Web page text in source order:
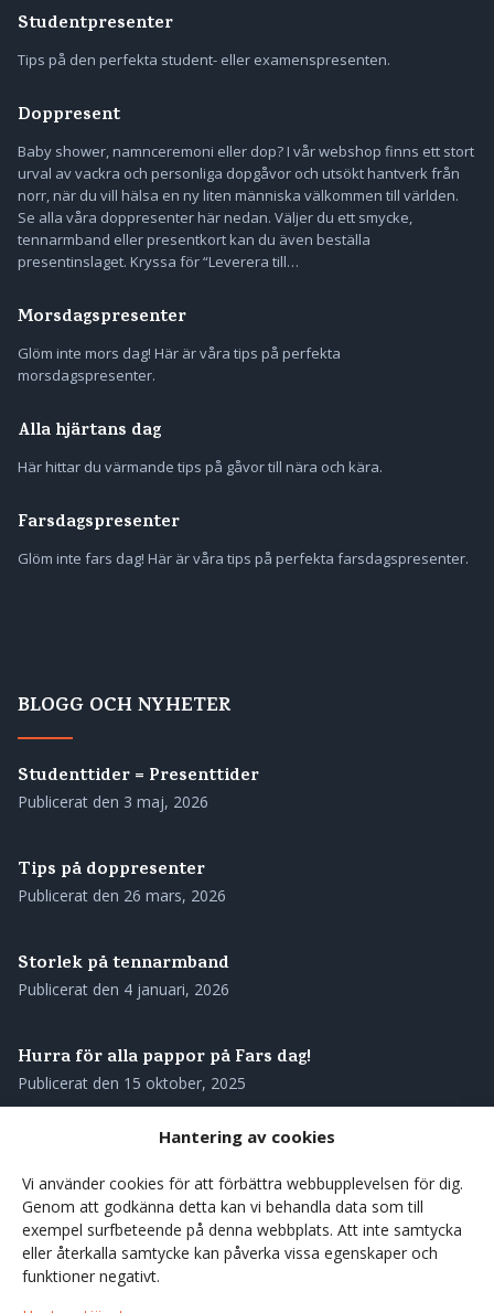
Hantering av cookies
Vi använder cookies för att förbättra webbupplevelsen för dig.
Genom att godkänna detta kan vi behandla data som till
exempel surfbeteende på denna webbplats. Att inte samtycka
eller återkalla samtycke kan påverka vissa egenskaper och
funktioner negativt.
Studentpresenter
Tips på den perfekta student- eller examenspresenten.
Doppresent
Baby shower, namnceremoni eller dop? I vår webshop finns ett stort
urval av vackra och personliga dopgåvor och utsökt hantverk från
norr, när du vill hälsa en ny liten människa välkommen till världen.
Se alla våra doppresenter här nedan. Väljer du ett smycke,
tennarmband eller presentkort kan du även beställa
presentinslaget. Kryssa för “Leverera till…
Morsdagspresenter
Glöm inte mors dag! Här är våra tips på perfekta
morsdagspresenter.
Alla hjärtans dag
Här hittar du värmande tips på gåvor till nära och kära.
Farsdagspresenter
Glöm inte fars dag! Här är våra tips på perfekta farsdagspresenter.
BLOGG OCH NYHETER
Studenttider = Presenttider
Publicerat den 3 maj, 2026
Tips på doppresenter
Publicerat den 26 mars, 2026
Storlek på tennarmband
Publicerat den 4 januari, 2026
Hurra för alla pappor på Fars dag!
Publicerat den 15 oktober, 2025
Skötselråd för ditt tennarmband
Publicerat den28 augusti, 2025
Våra tennarmband – genuint svenskt hantverk med
rötterna i norr